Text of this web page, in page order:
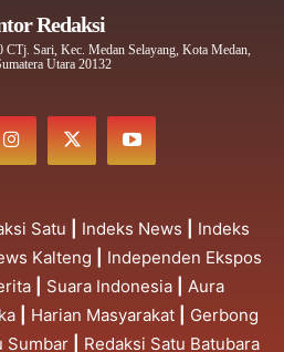
Redaksi
Sari, Kec. Medan Selayang, Kota Medan,
Utara 20132
Satu Indeks News
Indeks
Kalteng
Independen Ekspos
Suara Indonesia
Aura
Harian Masyarakat
Gerbong
Sumbar Redaksi Satu Batubara